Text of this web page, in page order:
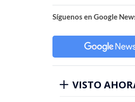
Síguenos en Google
VISTO